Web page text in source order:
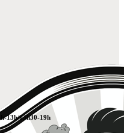
13h/13h30-19h